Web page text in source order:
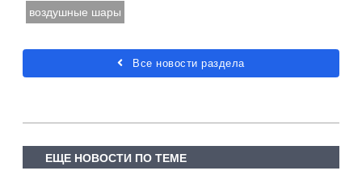
воздушные шары
Все новости раздела
ЕЩЕ НОВОСТИ ПО ТЕМЕ